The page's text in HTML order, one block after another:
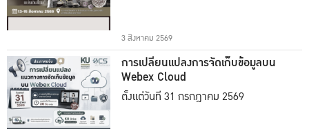
3 สิงหาคม 2569
การเปลี่ยนแปลงการจัดเก็บข้อมูลบน
Webex Cloud
ตั้งแต่วันที่ 31 กรกฎาคม 2569